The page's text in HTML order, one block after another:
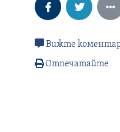
Вижте
Отпечатайте